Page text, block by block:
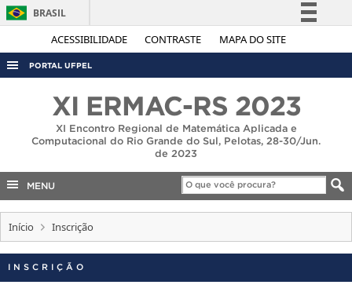
ACESSIBILIDADE CONTRASTE MAPA DO SITE
BRASIL
Simplifique!
Acesso à informação
Legislação
PORTAL UFPEL
COBALTO
CONCURSOS
EDITAIS
INTERNACIONAL
OUVIDORIA
XI ERMAC-RS 2023
XI Encontro Regional de Matemática Aplicada e
Computacional do Rio Grande do Sul, Pelotas, 28-30/Jun.
de 2023
MENU
Início Inscrição
INSCRIÇÃO